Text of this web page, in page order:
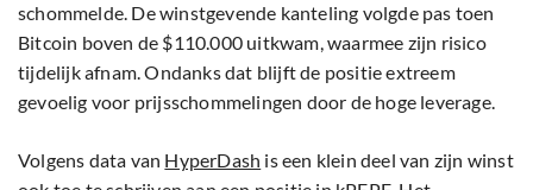
schommelde. De winstgevende kanteling volgde pas toen
Bitcoin boven de $110.000 uitkwam, waarmee zijn risico
tijdelijk afnam. Ondanks dat blijft de positie extreem
gevoelig voor prijsschommelingen door de hoge leverage.
Volgens data van HyperDash is een klein deel van zijn winst